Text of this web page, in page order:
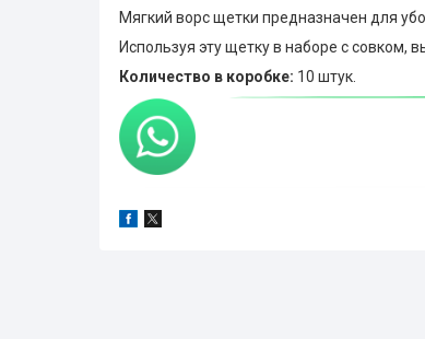
Мягкий ворс щетки предназначен для
Используя эту щетку в наборе с совком,
Количество в коробке: 10 штук.